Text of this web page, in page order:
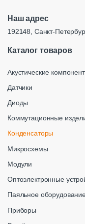
Наш адрес
192148, Санкт-
Каталог товаров
Акустические
Датчики
Диоды
Коммутационные
Конденсаторы
Микросхемы
Модули
Оптоэлектронные
Паяльное
Приборы